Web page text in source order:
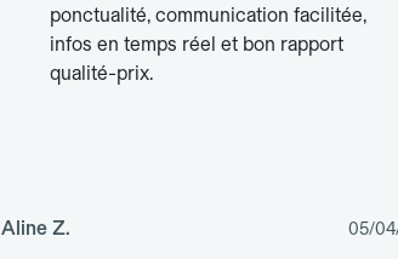
ponctualité, communication facilitée,
infos en temps réel et bon rapport
qualité-prix.
Aline Z. 05/